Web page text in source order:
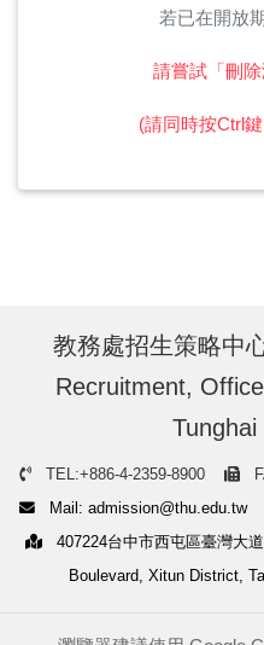
若已在開放
請嘗試「刪除
(請同時按Ctrl
教務處招生策略中
Recruitment,
TEL:+886-4-2359-8900
Mail: admission@thu.edu.tw
407224台中市西屯區臺灣大
Boulevard, Xitun District,